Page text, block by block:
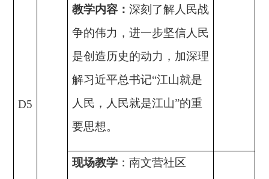
D5
教学内容：深刻了解人民战
争的伟力，进一步坚信人民
是创造历史的动力，加深理
解习近平总书记“江山就是
人民，人民就是江山”的重
要思想。
现场教学 ：南文营社区